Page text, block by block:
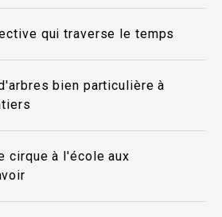
qui traverse le temps
bien particulière à
cirque à l'école aux